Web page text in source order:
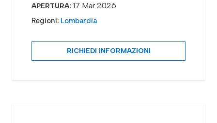
APERTURA: 17 Mar 2026
Regioni: Lombardia
RICHIEDI INFORMAZIONI